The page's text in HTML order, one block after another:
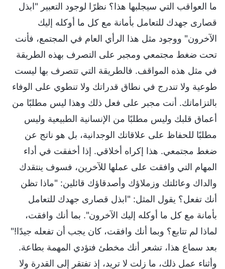
ما العواقب التي سيجلبها هذا؟ نظرًا لوجود التعبير "ابذل
قصارى جهدك للتعامل بأمانة مع كل ما أوكله إليك
الآخرون" ووجود مثل هذا الرأي العام في المجتمع، فأنت
تحت ضغط مجتمعي ومجبر على التصرف بهذه الطريقة
في مثل هذه المواقف. فالطريقة التي تتصرف بها ليست
طوعية ولا تندرج في نطاق قدراتك ولا تنطوي على الوفاء
بالتزاماتك. أنت مجبر على فعل ذلك وهذا ليس مطلبًا من
أعماق قلبك وليس مطلبًا من الإنسانية الطبيعية وليس
مطلبًا للحفاظ على علاقاتك الوجدانية، بل هو ناتج عن
ضغط مجتمعي. هذا إكراه أخلاقي. إذا أخفقت في أداء
المهام التي وافقت على عملها للآخرين، فسوف ينتقدك
والداك وعائلتك وزملاؤك وأصدقاؤك قائلين: "ماذا تظن
أنك تفعل؟ يقول المثل: "ابذل قصارى جهدك للتعامل
بأمانة مع كل ما أوكله إليك الآخرون". بما أنك وافقت،
لماذا لم تتابع؟ وبما أنك وافقت، كان يجب أن تفعله جيدًا!"
بعد سماع هذا، تشعر أنك مخطئ فتؤدي المهمة بطاعة.
وأثناء عمل ذلك، ما زلت لا تريد، إذ تفتقر إلى القدرة ولا